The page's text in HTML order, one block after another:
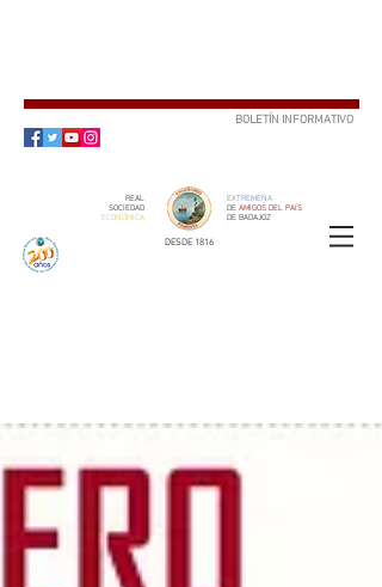
BOLETÍN INFORMATIVO
REAL
SOCIEDAD
ECONÓMICA
EXTREMEÑA
DE AMIGOS DEL PAÍS
DE BADAJOZ
DESDE 1816